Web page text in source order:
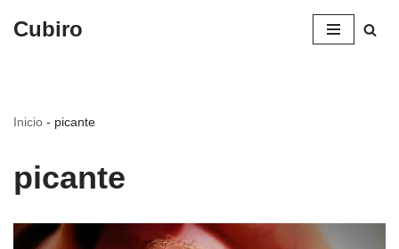
Cubiro
Inicio - picante
picante